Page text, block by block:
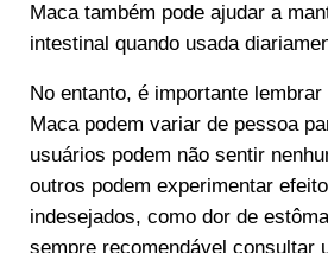
Maca também pode ajudar a
intestinal quando usada
No entanto, é importante
Maca podem variar de pessoa
usuários podem não sentir
outros podem experimentar
indesejados, como dor de
sempre recomendável consultar